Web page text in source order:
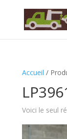
Accueil /
Voici le seul